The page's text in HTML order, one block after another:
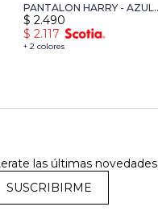
PANTALON HARRY - AZUL
OSCURO
+ 2 colores
$ 2.490
$ 2.117
las últimas novedades
SUSCRIBIRME